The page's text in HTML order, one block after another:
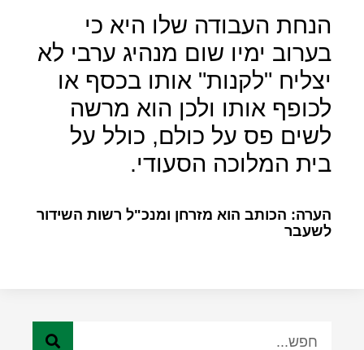
הנחת העבודה שלו היא כי
בערוב ימיו שום מנהיג ערבי לא
יצליח "לקנות" אותו בכסף או
לכופף אותו ולכן הוא מרשה
לשים פס על כולם, כולל על
בית המלוכה הסעודי.
הערה: הכותב הוא מזרחן ומנכ"ל רשות השידור
לשעבר